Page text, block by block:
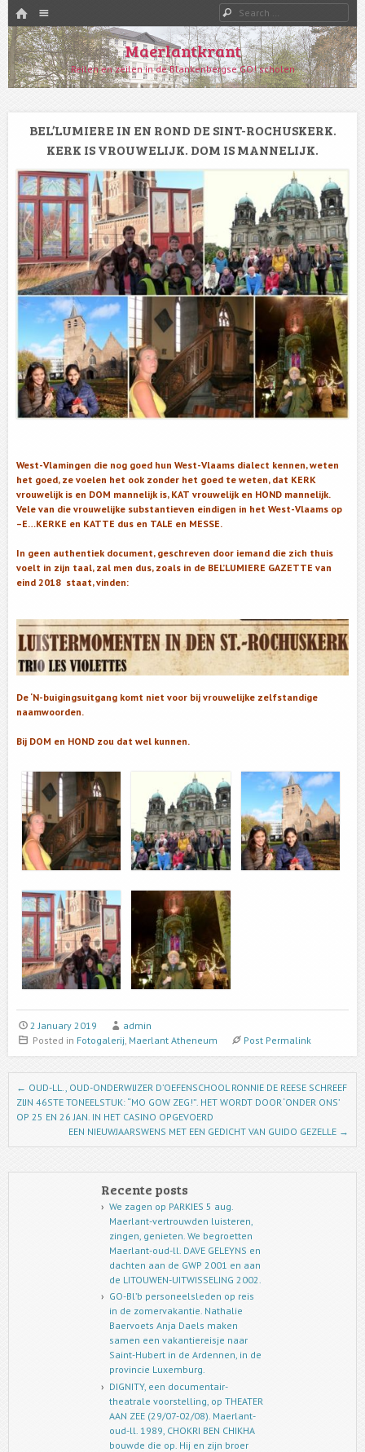
HOME
SKIP TO CONTENT
Search
Maerlantkrant
Reilen en zeilen in de Blankenbergse GO! scholen
BEL’LUMIERE IN EN ROND DE SINT-ROCHUSKERK.
KERK IS VROUWELIJK. DOM IS MANNELIJK.
West-Vlamingen die nog goed hun West-Vlaams dialect kennen, weten
het goed, ze voelen het ook zonder het goed te weten, dat KERK
vrouwelijk is en DOM mannelijk is, KAT vrouwelijk en HOND mannelijk.
Vele van die vrouwelijke substantieven eindigen in het West-Vlaams op
–E…KERKE en KATTE dus en TALE en MESSE.
In geen authentiek document, geschreven door iemand die zich thuis
voelt in zijn taal, zal men dus, zoals in de BEL’LUMIERE GAZETTE van
eind 2018 staat, vinden:
De ‘N-buigingsuitgang komt niet voor bij vrouwelijke zelfstandige
naamwoorden.
Bij DOM en HOND zou dat wel kunnen.
2 January 2019
admin
Posted in Fotogalerij Maerlant Atheneum Post Permalink
Post navigation
← OUD-LL., OUD-ONDERWIJZER D’OEFENSCHOOL RONNIE DE REESE SCHREEF
ZIJN 46STE TONEELSTUK: “MO GOW ZEG!”. HET WORDT DOOR ‘ONDER ONS’
OP 25 EN 26 JAN. IN HET CASINO OPGEVOERD
EEN NIEUWJAARSWENS MET EEN GEDICHT VAN GUIDO GEZELLE →
Recente posts
We zagen op PARKIES 5 aug.
Maerlant-vertrouwden luisteren,
zingen, genieten. We begroetten
Maerlant-oud-ll. DAVE GELEYNS en
dachten aan de GWP 2001 en aan
de LITOUWEN-UITWISSELING 2002.
GO-Bl’b personeelsleden op reis
in de zomervakantie. Nathalie
Baervoets Anja Daels maken
samen een vakantiereisje naar
Saint-Hubert in de Ardennen, in de
provincie Luxemburg.
DIGNITY, een documentair-
theatrale voorstelling, op THEATER
AAN ZEE (29/07-02/08). Maerlant-
oud-ll. 1989, CHOKRI BEN CHIKHA
bouwde die op. Hij en zijn broer